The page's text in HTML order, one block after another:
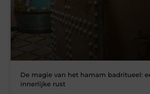
De magie van het hamam badritueel:
innerlijke rust